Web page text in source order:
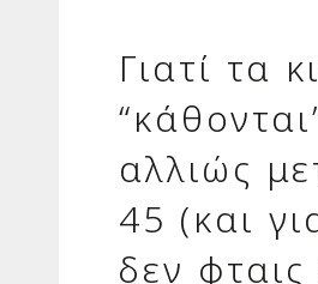
Γιατί τα
αλλιώς
45 (και
δεν φταις